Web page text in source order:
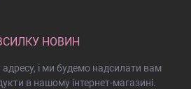
НОВИН
і ми будемо надсилати вам
в нашому інтернет-магазині.